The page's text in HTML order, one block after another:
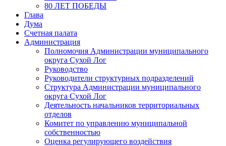
80 ЛЕТ ПОБЕДЫ
Глава
Дума
Счетная палата
Администрация
Полномочия Администрации муниципального
округа Сухой Лог
Руководство
Руководители структурных подразделений
Структура Администрации муниципального
округа Сухой Лог
Деятельность начальников территориальных
отделов
Комитет по управлению муниципальной
собственностью
Оценка регулирующего воздействия